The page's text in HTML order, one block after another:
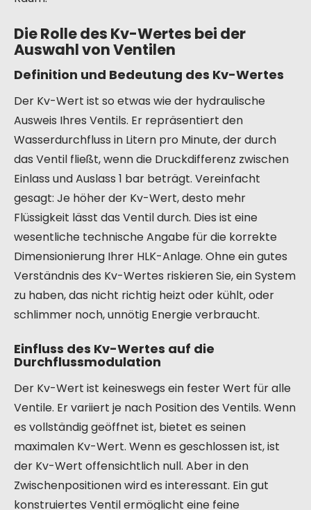
Die Rolle des Kv-Wertes bei der
Auswahl von Ventilen
Definition und Bedeutung des Kv-Wertes
Der Kv-Wert ist so etwas wie der hydraulische
Ausweis Ihres Ventils. Er repräsentiert den
Wasserdurchfluss in Litern pro Minute, der durch
das Ventil fließt, wenn die Druckdifferenz zwischen
Einlass und Auslass 1 bar beträgt. Vereinfacht
gesagt: Je höher der Kv-Wert, desto mehr
Flüssigkeit lässt das Ventil durch. Dies ist eine
wesentliche technische Angabe für die korrekte
Dimensionierung Ihrer HLK-Anlage. Ohne ein gutes
Verständnis des Kv-Wertes riskieren Sie, ein System
zu haben, das nicht richtig heizt oder kühlt, oder
schlimmer noch, unnötig Energie verbraucht.
Einfluss des Kv-Wertes auf die
Durchflussmodulation
Der Kv-Wert ist keineswegs ein fester Wert für alle
Ventile. Er variiert je nach Position des Ventils. Wenn
es vollständig geöffnet ist, bietet es seinen
maximalen Kv-Wert. Wenn es geschlossen ist, ist
der Kv-Wert offensichtlich null. Aber in den
Zwischenpositionen wird es interessant. Ein gut
konstruiertes Ventil ermöglicht eine feine